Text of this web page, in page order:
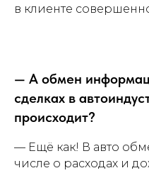
в клиенте
— А обмен
сделках в
происходит?
— Ещё как! В авто
числе о расходах и
Наши контакты